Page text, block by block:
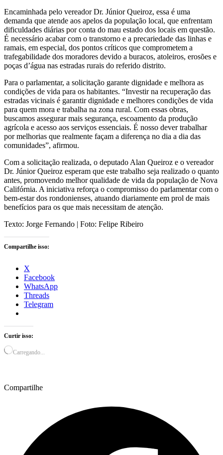
Encaminhada pelo vereador Dr. Júnior Queiroz, essa é uma
demanda que atende aos apelos da população local, que enfrentam
dificuldades diárias por conta do mau estado dos locais em questão.
É necessário acabar com o transtorno e a precariedade das linhas e
ramais, em especial, dos pontos críticos que comprometem a
trafegabilidade dos moradores devido a buracos, atoleiros, erosões e
poças d’água nas estradas rurais do referido distrito.
Para o parlamentar, a solicitação garante dignidade e melhora as
condições de vida para os habitantes. “Investir na recuperação das
estradas vicinais é garantir dignidade e melhores condições de vida
para quem mora e trabalha na zona rural. Com essas obras,
buscamos assegurar mais segurança, escoamento da produção
agrícola e acesso aos serviços essenciais. É nosso dever trabalhar
por melhorias que realmente façam a diferença no dia a dia das
comunidades”, afirmou.
Com a solicitação realizada, o deputado Alan Queiroz e o vereador
Dr. Júnior Queiroz esperam que este trabalho seja realizado o quanto
antes, promovendo melhor qualidade de vida da população de Nova
Califórnia. A iniciativa reforça o compromisso do parlamentar com o
bem-estar dos rondonienses, atuando diariamente em prol de mais
benefícios para os que mais necessitam de atenção.
Texto: Jorge Fernando | Foto: Felipe Ribeiro
Compartilhe isso:
X
Facebook
WhatsApp
Threads
Telegram
Curtir isso:
Carregando...
Compartilhe